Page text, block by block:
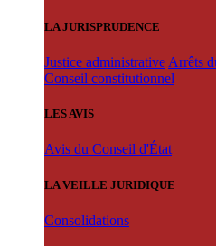
LA JURISPRUDENCE
Justice administrative Arrêts
Conseil constitutionnel
LES AVIS
Avis du Conseil d'État
LA VEILLE JURIDIQUE
Consolidations